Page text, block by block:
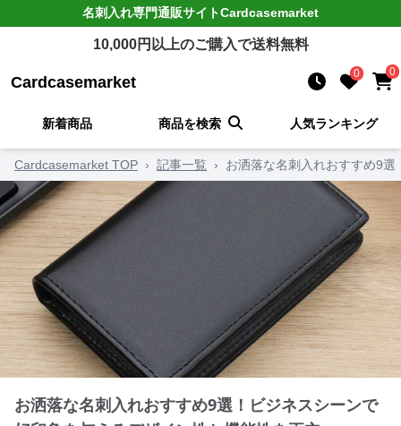
名刺入れ専門通販サイトCardcasemarket
10,000円以上のご購入で送料無料
Cardcasemarket 0 0
新着商品 商品を検索 人気ランキング
Cardcasemarket TOP › 記事一覧 › お洒落な名刺入れおすすめ9
お洒落な名刺入れおすすめ9選！ビジネスシーンで